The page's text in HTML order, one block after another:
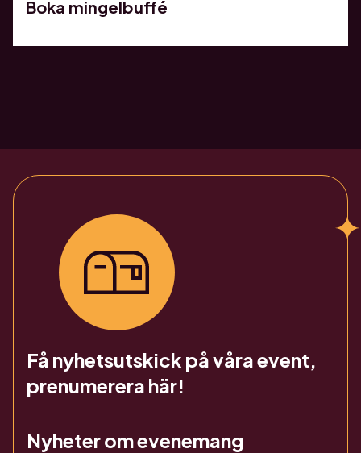
Boka mingelbuffé
Få nyhetsutskick på våra event,
prenumerera här!
Nyheter om evenemang